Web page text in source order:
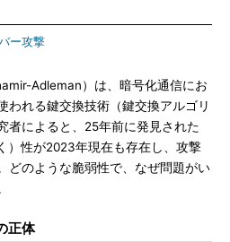
ー攻撃
Adleman）は、暗号化通信にお
われる鍵交換技術（鍵交換アルゴリ
者によると、25年前に発見された
）性が2023年現在も存在し、攻撃
どのような脆弱性で、なぜ問題がい
正体